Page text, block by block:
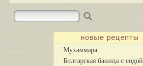
новые рецепты
Мухаммара
Болгарская баница с содой